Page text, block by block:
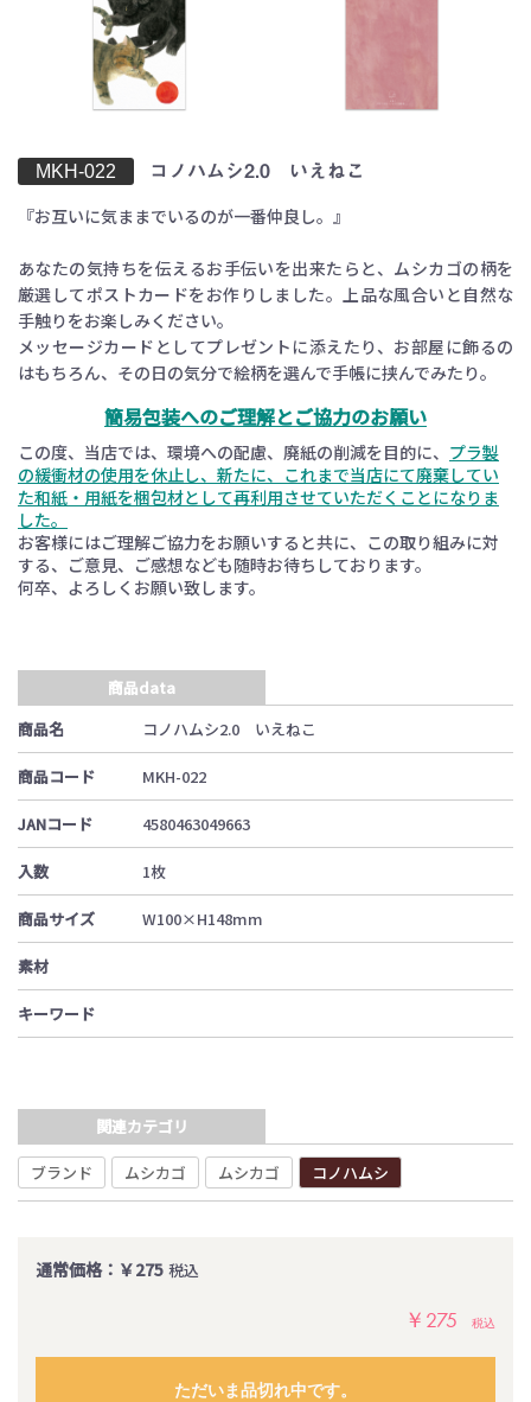
MKH-022 コノハムシ2.0 いえねこ
『お互いに気ままでいるのが一番仲良し。』
あなたの気持ちを伝えるお手伝いを出来たらと、ムシカゴの柄を
厳選してポストカードをお作りしました。上品な風合いと自然な
手触りをお楽しみください。
メッセージカードとしてプレゼントに添えたり、お部屋に飾るの
はもちろん、その日の気分で絵柄を選んで手帳に挟んでみたり。
簡易包装へのご理解とご協力のお願い
この度、当店では、環境への配慮、廃紙の削減を目的に、 プラ製
の緩衝材の使用を休止し、新たに、これまで当店にて廃棄してい
た和紙・用紙を梱包材として再利用させていただくことになりま
した。
お客様にはご理解ご協力をお願いすると共に、この取り組みに対
する、ご意見、ご感想なども随時お待ちしております。
何卒、よろしくお願い致します。
商品data
商品名
コノハムシ2.0 いえねこ
商品コード MKH-022
JANコード 4580463049663
入数 1枚
商品サイズ W100×H148mm
素材
キーワード
関連カテゴリ
ブランド ムシカゴ ムシカゴ コノハムシ
通常価格：￥275 税込
￥275 税込
ただいま品切れ中です。
お買い物を続ける カートへ進む